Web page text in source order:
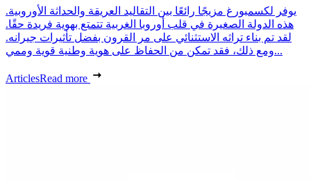
يوفر لكسمبورغ مزيجًا رائعًا بين التقاليد العريقة والحداثة الأوروبية.
هذه الدولة الصغيرة في قلب أوروبا الغربية تتمتع بهوية فريدة حقًا.
لقد تم بناء تراثه الاستثنائي على مر القرون بفضل تأثيرات جيرانه.
ومع ذلك، فقد تمكن من الحفاظ على هوية وطنية قوية وممي...
ArticlesRead more